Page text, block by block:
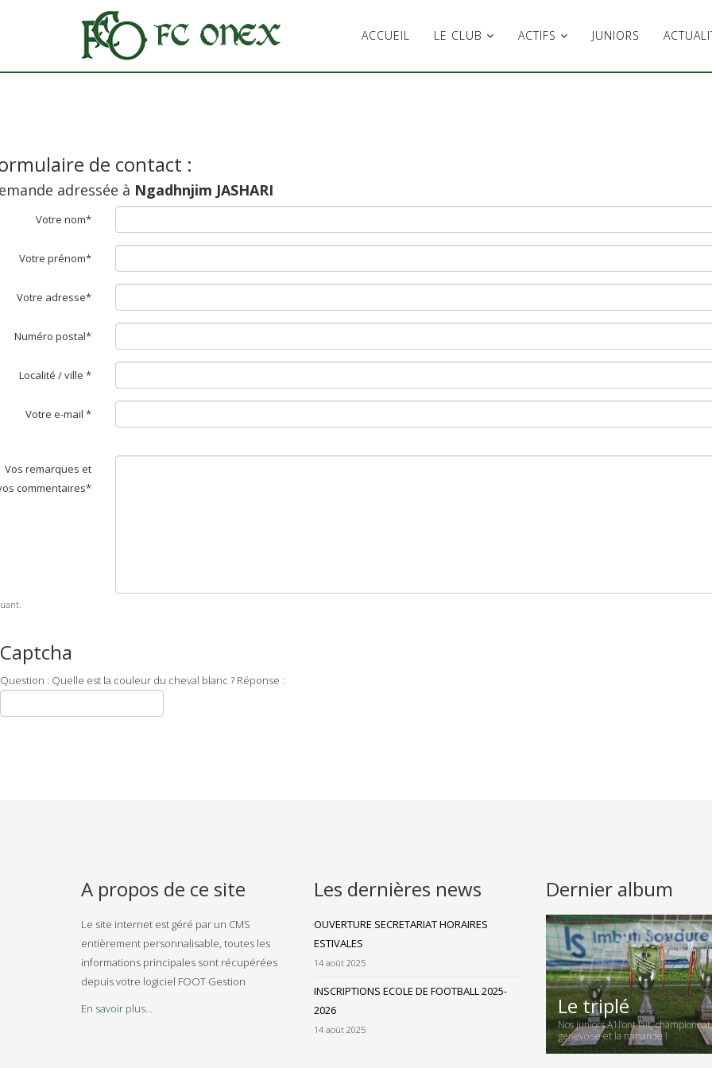
ACCUEIL LE CLUB ACTIFS JUNIORS
de contact :
adressée à Ngadhnjim JASHARI
Votre nom*
Votre prénom*
Votre adresse*
Numéro postal*
Localité / ville *
Votre e-mail *
Vos remarques et
commentaires*
Captcha
Question : Quelle est la couleur du cheval blanc ? Réponse :
A propos de ce site
Le site internet est géré par un CMS
entièrement personnalisable, toutes les
informations principales sont récupérées
depuis votre logiciel FOOT Gestion
En savoir plus...
Les dernières news
OUVERTURE SECRETARIAT HORAIRES
ESTIVALES
14 août 2025
INSCRIPTIONS ECOLE DE FOOTBALL 2025-
2026
14 août 2025
Dernier album
Le triplé
Nos juniors A1l’ont fait,
genevoise et la romande !